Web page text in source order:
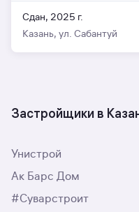
Сдан, 2025 г.
Казань, ул. Сабантуй
Застройщики в
Унистрой
Ак Барс Дом
#Суварстроит